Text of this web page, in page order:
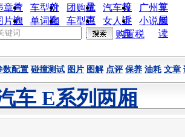
片
价
量
算
算
章查
询
车型对
比
团购优
惠
汽车投
诉
广州车
展
片欣
赏
单词翻
车型查
询
女人宝
典
小说阅
读
购置税
数配置 碰撞测试 图片 图解 点评 保养 油耗 文章
车 E系列两厢